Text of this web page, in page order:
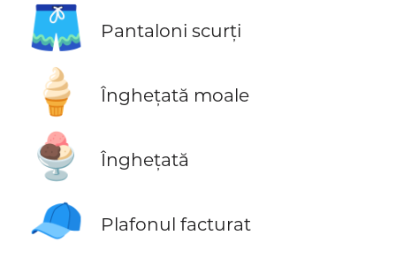
🩳 Pantaloni scurți
🍦 Înghețată moale
🍨 Înghețată
🧢 Plafonul facturat